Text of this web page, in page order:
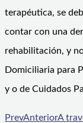
terapéutica, se
contar con una
rehabilitación, y
Domiciliaria para
y o de Cuidados
PrevAnteriorA